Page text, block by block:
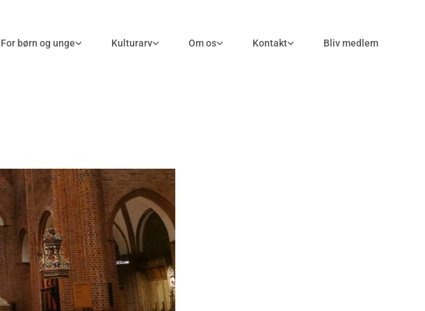
For børn og unge Kulturarv Om os Kontakt Bliv medlem